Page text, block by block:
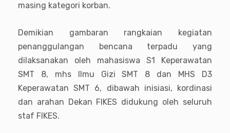
masing kategori korban.
Demikian gambaran rangkaian kegiatan
penanggulangan bencana terpadu yang
dilaksanakan oleh mahasiswa S1 Keperawatan
SMT 8, mhs Ilmu Gizi SMT 8 dan MHS D3
Keperawatan SMT 6, dibawah inisiasi, kordinasi
dan arahan Dekan FIKES didukung oleh seluruh
staf FIKES.